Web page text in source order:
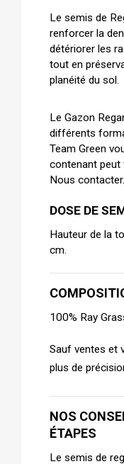
Le semis de
renforcer la
détériorer les
tout en
planéité du sol.
Le Gazon
différents
Team Green
contenant peut
Nous contacter.
DOSE DE
Hauteur de la
cm.
100% Ray
Sauf ventes et
plus de
NOS
ÉTAPES
Le semis de